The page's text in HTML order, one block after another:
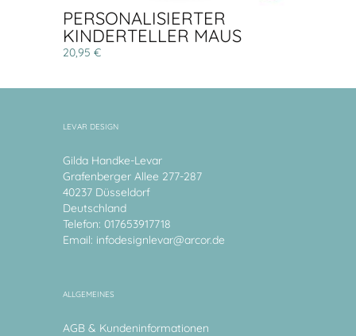
PERSONALISIERTER
KINDERTELLER MAUS
20,95 €
LEVAR DESIGN
Gilda Handke-Levar
Grafenberger Allee 277-287
40237 Düsseldorf
Deutschland
Telefon: 017653917718
Email: infodesignlevar@arcor.de
ALLGEMEINES
AGB & Kundeninformationen